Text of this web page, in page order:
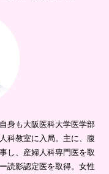
身も大阪医科大学医学部
科教室に入局。主に、腹
し、産婦人科専門医を取
読影認定医を取得。女性